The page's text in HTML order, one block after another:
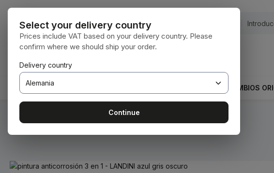
al contenido principal
Saltar a la búsqueda
Saltar a la navegación principal
INICIO RECAMBIOS
Estás aquí:
Omitir galería de imágenes
Select your delivery country
Prices include VAT based on your delivery country. Please
confirm where we should ship your order.
Delivery country
Continue